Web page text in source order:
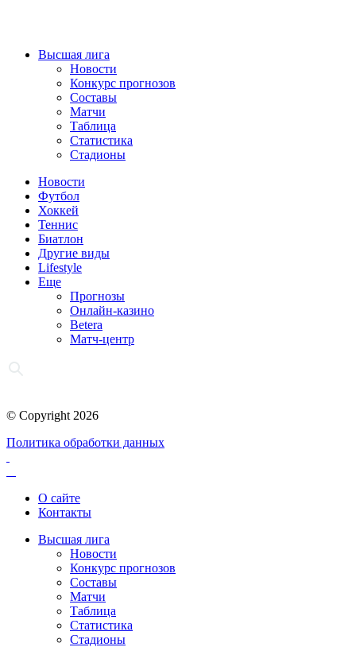
Высшая лига
Новости
Конкурс прогнозов
Составы
Матчи
Таблица
Статистика
Стадионы
Новости
Футбол
Хоккей
Теннис
Биатлон
Другие виды
Lifestyle
Еще
Прогнозы
Онлайн-казино
Betera
Матч-центр
© Copyright 2026
Политика обработки данных
О сайте
Контакты
Высшая лига
Новости
Конкурс прогнозов
Составы
Матчи
Таблица
Статистика
Стадионы